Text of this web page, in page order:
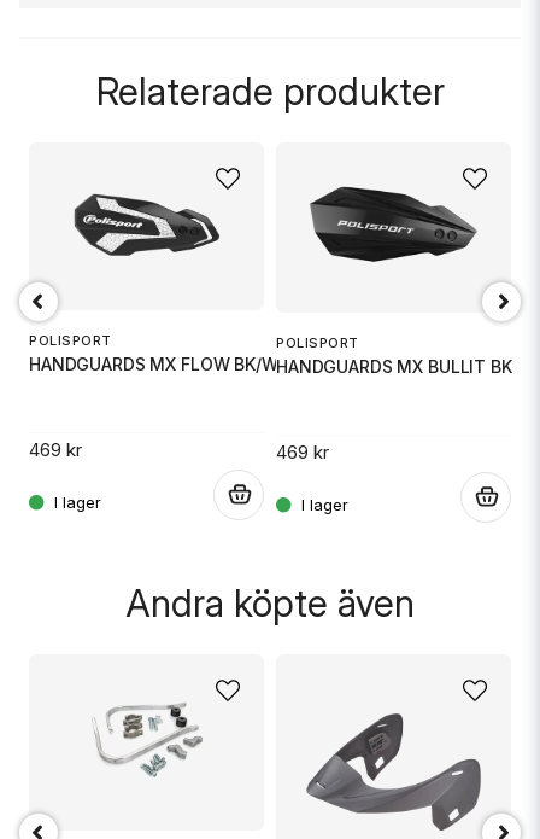
Skicka fråga
Relaterade produkter
POLISPORT
HANDGUARDS MX FLOW BK/WH
469 kr
POLISPORT
HANDGUARDS MX BULLIT BK
469 kr
Andra köpte även